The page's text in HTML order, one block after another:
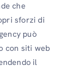
che
sforzi di
può
con siti web
il